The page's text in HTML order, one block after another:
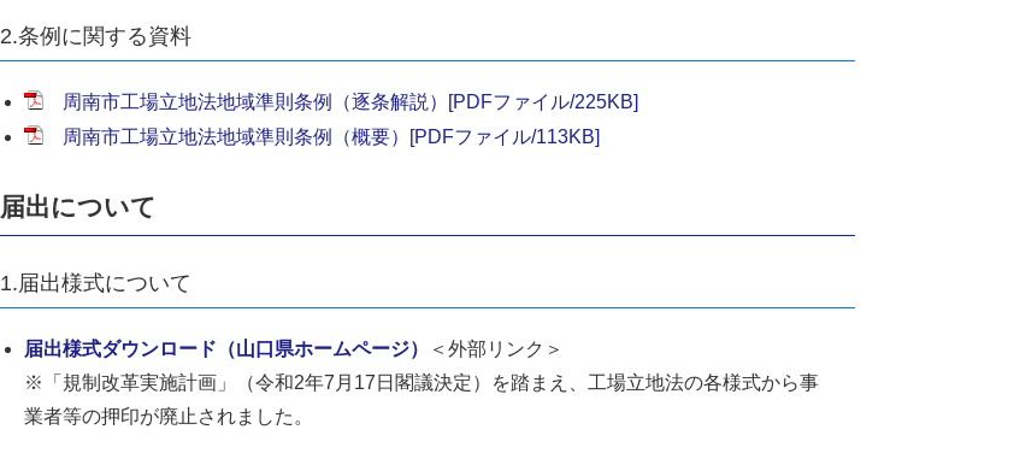
2.条例に関する資料
周南市工場立地法地域準則条例（逐条解説）[PDFファイル/225KB]
周南市工場立地法地域準則条例（概要）[PDFファイル/113KB]
届出について
1.届出様式について
届出様式ダウンロード（山口県ホームページ）
＜外部リンク＞
※「規制改革実施計画」（令和2年7月17日閣議決定）を踏まえ、工場立地法の各様式から事
業者等の押印が廃止されました。